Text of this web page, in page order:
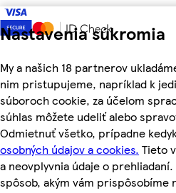
Nastavenia súkromia
My a našich 18 partnerov
nim pristupujeme, napríklad k
súboroch cookie, za účelom
súhlas môžete udeliť alebo
Odmietnuť všetko, prípadne
osobných údajov a cookies. Tieto
a neovplyvnia údaje o
spôsob, akým vám prispôsobíme